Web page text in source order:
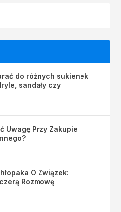
do różnych sukienek
sandały czy
Uwagę Przy Zakupie
O Związek:
Rozmowę